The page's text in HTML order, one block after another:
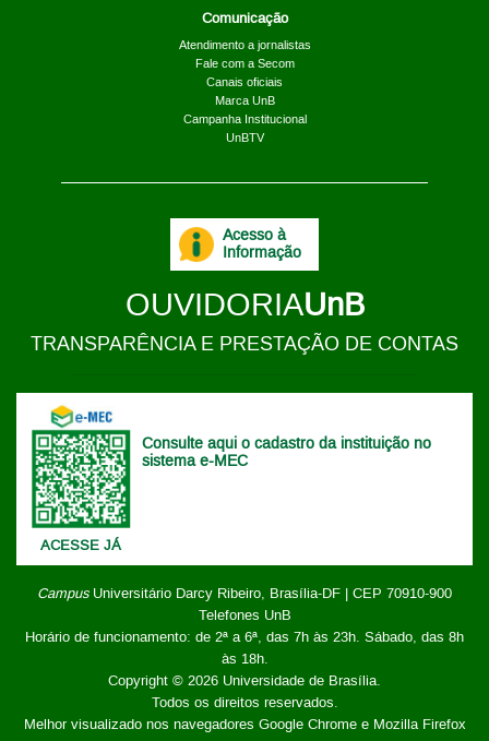
Comunicação
Atendimento a jornalistas
Fale com a Secom
Canais oficiais
Marca UnB
Campanha Institucional
UnBTV
ACESSE JÁ
Consulte aqui o cadastro da instituição no
sistema e-MEC
CampusUniversitário Darcy Ribeiro, Brasília-DF | CEP 70910-900
Telefones UnB
Horário de funcionamento: de 2ª a 6ª, das 7h às 23h. Sábado, das 8h
às 18h.
Copyright © 2026 Universidade de Brasília.
Todos os direitos reservados.
Melhor visualizado nos navegadores Google Chrome e Mozilla Firefox
Acesso à
Informação
OUVIDORIAUnB
TRANSPARÊNCIA E PRESTAÇÃO DE CONTAS